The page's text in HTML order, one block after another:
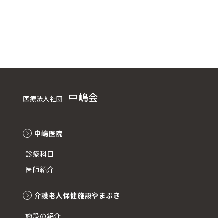
医療法人社団 中嶋会
中嶋医院
診療科目
医師紹介
介護老人保健施設やまぶき
施設の紹介